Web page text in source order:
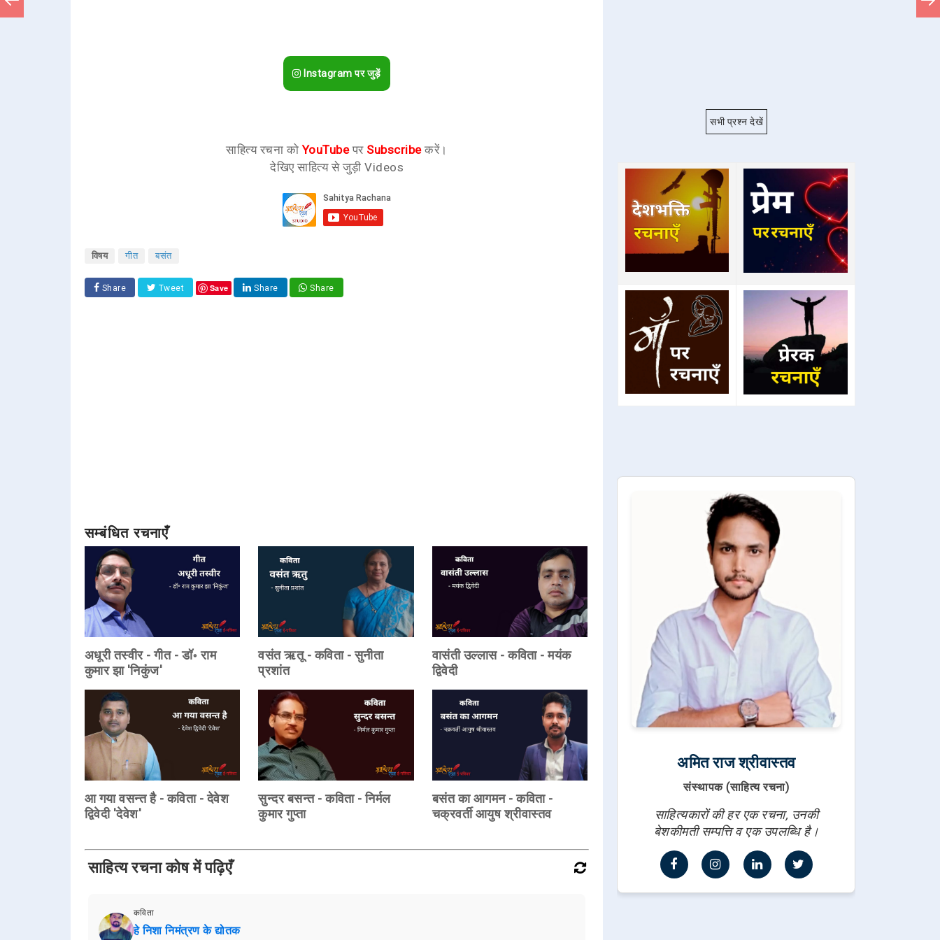
Instagram पर जुड़ें
साहित्य रचना कोYouTubeपर Subscribeकरें।
देखिए साहित्य से जुड़ी Videos
विषय गीत बसंत
Share Tweet Save Share Share
सम्बंधित रचनाएँ
अधूरी तस्वीर - गीत - डॉ॰ राम
कुमार झा 'निकुंज'
वसंत ऋतू - कविता - सुनीता
प्रशांत
वासंती उल्लास - कविता - मयंक
द्विवेदी
आ गया वसन्त है - कविता - देवेश
द्विवेदी 'देवेश'
सुन्दर बसन्त - कविता - निर्मल
कुमार गुप्ता
बसंत का आगमन - कविता -
चक्रवर्ती आयुष श्रीवास्तव
साहित्य रचना कोष में पढ़िएँ
कविता
हे निशा निमंत्रण के द्योतक
सभी प्रश्न देखें
अमित राज श्रीवास्तव
संस्थापक (साहित्य रचना)
साहित्यकारों की हर एक रचना, उनकी
बेशकीमती सम्पत्ति व एक उपलब्धि है।